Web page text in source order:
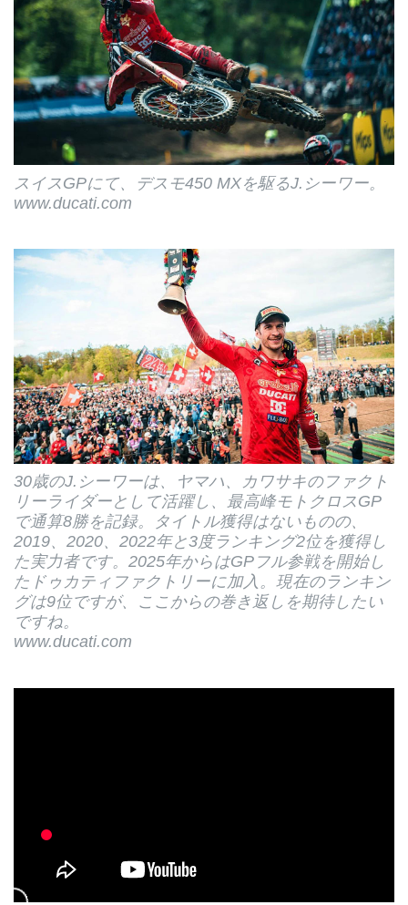
スイスGPにて、デスモ450 MXを駆るJ.シーワー。
www.ducati.com
30歳のJ.シーワーは、ヤマハ、カワサキのファクト
リーライダーとして活躍し、最高峰モトクロスGP
で通算8勝を記録。タイトル獲得はないものの、
2019、2020、2022年と3度ランキング2位を獲得し
た実力者です。2025年からはGPフル参戦を開始し
たドゥカティファクトリーに加入。現在のランキン
グは9位ですが、ここからの巻き返しを期待したい
ですね。
www.ducati.com